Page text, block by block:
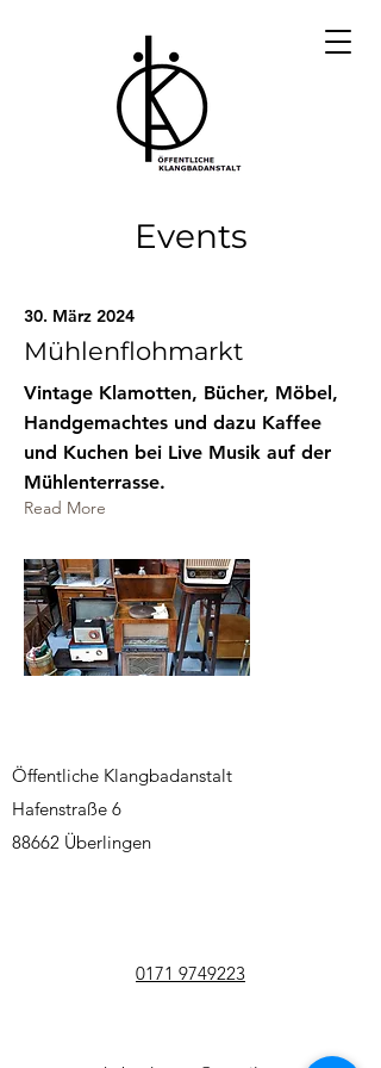
Events
30. März 2024
Mühlenflohmarkt
Vintage Klamotten, Bücher, Möbel,
Handgemachtes und dazu Kaffee
und Kuchen bei Live Musik auf der
Mühlenterrasse.
Read More
Öffentliche Klangbadanstalt
Hafenstraße 6
88662 Überlingen
0171 9749223